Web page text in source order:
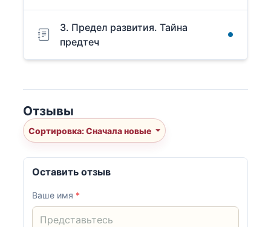
3. Предел развития. Тайна
предтеч
Отзывы
Сортировка: Сначала новые
Оставить отзыв
Ваше имя *